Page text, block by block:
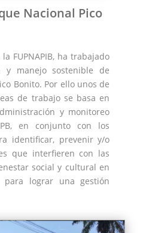
Nacional Pico
FUPNAPIB, ha trabajado
y manejo sostenible de
Bonito. Por ello unos de
de trabajo se basa en
y monitoreo
en conjunto con los
identificar, prevenir y/o
que interfieren con las
social y cultural en
para lograr una gestión